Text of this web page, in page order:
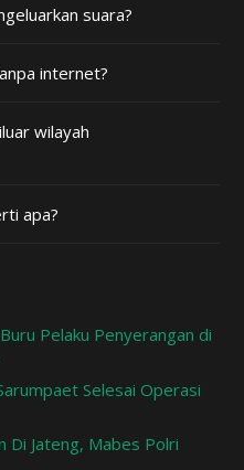
suara?
internet?
wilayah
apa?
Pelaku Penyerangan di
Selesai Operasi
Di Jateng, Mabes Polri